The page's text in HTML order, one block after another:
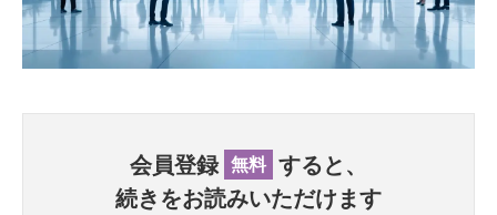
会員登録 無料 すると、
続きをお読みいただけます